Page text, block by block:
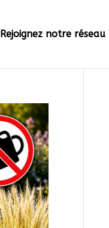
Rejoignez notre réseau